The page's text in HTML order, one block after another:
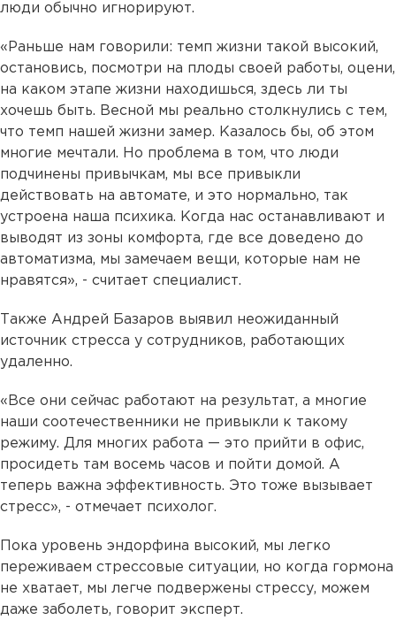
люди обычно игнорируют.
«Раньше нам говорили: темп жизни такой высокий,
остановись, посмотри на плоды своей работы, оцени,
на каком этапе жизни находишься, здесь ли ты
хочешь быть. Весной мы реально столкнулись с тем,
что темп нашей жизни замер. Казалось бы, об этом
многие мечтали. Но проблема в том, что люди
подчинены привычкам, мы все привыкли
действовать на автомате, и это нормально, так
устроена наша психика. Когда нас останавливают и
выводят из зоны комфорта, где все доведено до
автоматизма, мы замечаем вещи, которые нам не
нравятся», - считает специалист.
Также Андрей Базаров выявил неожиданный
источник стресса у сотрудников, работающих
удаленно.
«Все они сейчас работают на результат, а многие
наши соотечественники не привыкли к такому
режиму. Для многих работа — это прийти в офис,
просидеть там восемь часов и пойти домой. А
теперь важна эффективность. Это тоже вызывает
стресс», - отмечает психолог.
Пока уровень эндорфина высокий, мы легко
переживаем стрессовые ситуации, но когда гормона
не хватает, мы легче подвержены стрессу, можем
даже заболеть, говорит эксперт.